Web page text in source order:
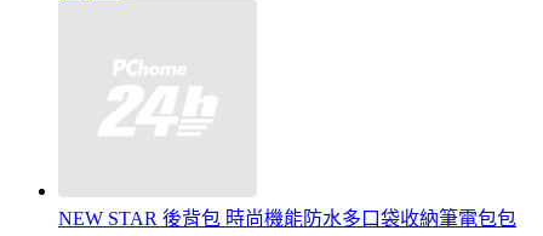
NEW STAR 後背包 時尚機能防水多口袋收納筆電包包